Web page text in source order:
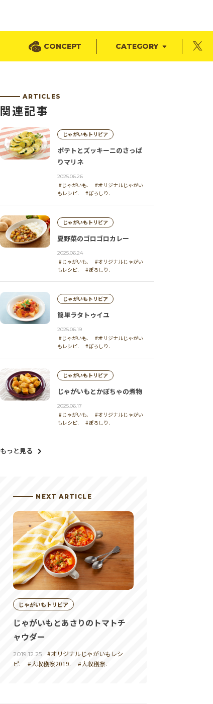
CONCEPT CATEGORY
ARTICLES
関連記事
じゃがいもトリビア
ポテトとズッキーニのさっぱ
りマリネ
2025.06.26
#じゃがいも.
#オリジナルじゃがい
もレシピ.
#ぽろしり.
じゃがいもトリビア
夏野菜のゴロゴロカレー
2025.06.24
#じゃがいも.
#オリジナルじゃがい
もレシピ.
#ぽろしり.
じゃがいもトリビア
簡単ラタトゥイユ
2025.06.19
#じゃがいも.
#オリジナルじゃがい
もレシピ.
#ぽろしり.
じゃがいもトリビア
じゃがいもとかぼちゃの煮物
2025.06.17
#じゃがいも.
#オリジナルじゃがい
もレシピ.
#ぽろしり.
もっと見る
NEXT ARTICLE
じゃがいもトリビア
じゃがいもとあさりのトマトチ
ャウダー
2019.12.25
#オリジナルじゃがいもレシ
ピ.
#大収穫祭2019. #大収穫祭.